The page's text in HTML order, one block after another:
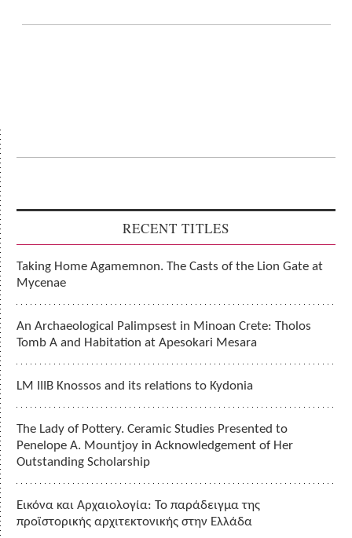
RECENT TITLES
Taking Home Agamemnon. The Casts of the Lion Gate at
Mycenae
An Archaeological Palimpsest in Minoan Crete: Tholos
Tomb A and Habitation at Apesokari Mesara
LM IIIB Knossos and its relations to Kydonia
The Lady of Pottery. Ceramic Studies Presented to
Penelope A. Mountjoy in Acknowledgement of Her
Outstanding Scholarship
Εικόνα και Αρχαιολογία: Το παράδειγμα της
προϊστορικής αρχιτεκτονικής στην Ελλάδα